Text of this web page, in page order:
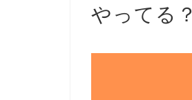
やってる？